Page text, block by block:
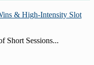
& High‑Intensity Slot
Short Sessions...